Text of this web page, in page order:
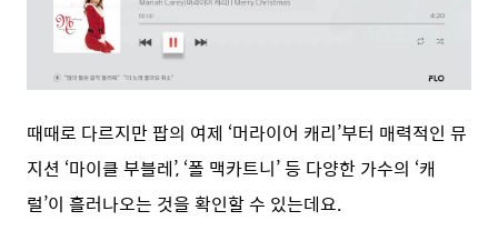
때때로 다르지만 팝의 여제 ‘머라이어 캐리’부터 매력적인 뮤
지션 ‘마이클 부블레’, ‘폴 맥카트니’ 등 다양한 가수의 ‘캐
럴’이 흘러나오는 것을 확인할 수 있는데요.